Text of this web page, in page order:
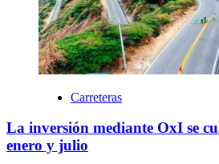
Carreteras
La inversión mediante OxI se
enero y julio